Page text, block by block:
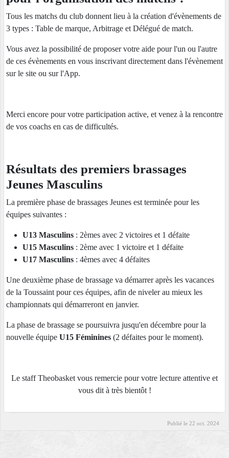
Tous les matchs du club donnent lieu à la création d'évènements de
3 types : Table de marque, Arbitrage et Délégué de match.
Vous avez la possibilité de proposer votre aide pour l'un ou l'autre
de ces évènements en vous inscrivant directement dans l'évènement
sur le site ou sur l'App.
Merci encore pour votre participation active, et venez à la rencontre
de vos coachs en cas de difficultés.
Résultats des premiers brassages
Jeunes Masculins
La première phase de brassages Jeunes est terminée pour les
équipes suivantes :
U13 Masculins : 2èmes avec 2 victoires et 1 défaite
U15 Masculins : 2ème avec 1 victoire et 1 défaite
U17 Masculins : 4èmes avec 4 défaites
Une deuxième phase de brassage va démarrer après les vacances
de la Toussaint pour ces équipes, afin de niveler au mieux les
championnats qui démarreront en janvier.
La phase de brassage se poursuivra jusqu'en décembre pour la
nouvelle équipe U15 Féminines (2 défaites pour le moment).
Le staff Theobasket vous remercie pour votre lecture attentive et
vous dit à très bientôt !
Publié le 22 oct. 2024